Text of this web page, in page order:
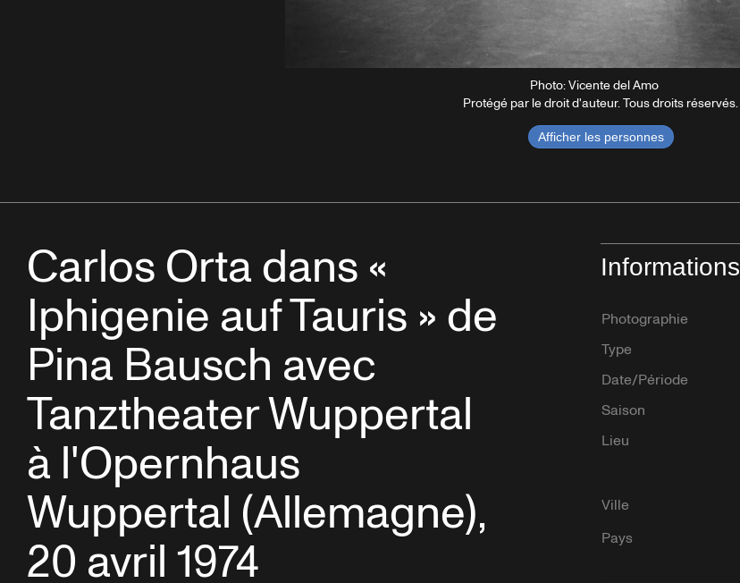
Photo: Vicente del Amo
Protégé par le droit d'auteur. Tous droits réservés.
Afficher les personnes
Carlos Orta dans «
Iphigenie auf Tauris » de
Pina Bausch avec
Tanztheater Wuppertal
à l'Opernhaus
Wuppertal (Allemagne),
20 avril 1974
Informations
Photographie
Type
Date/Période
Saison
Lieu
Ville
Pays